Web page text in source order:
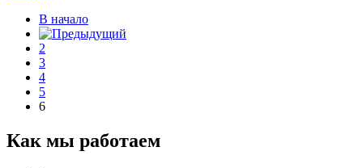
В начало
2
3
4
5
6
Как мы работаем